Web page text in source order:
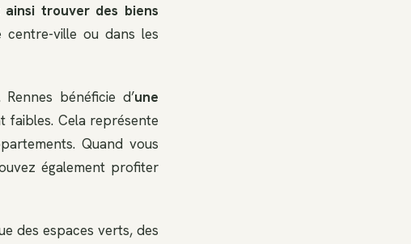
ainsi trouver des biens
ville ou dans les
bénéficie d’une
faibles. Cela représente
Quand vous
également profiter
des espaces verts, des